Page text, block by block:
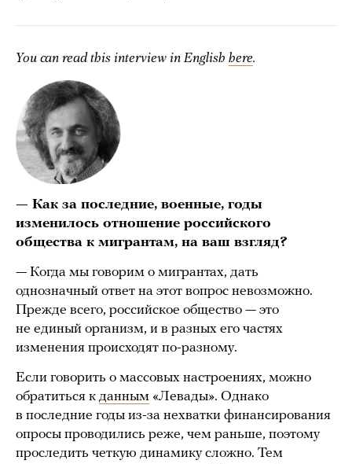
You can read this interview in English here.
— Как за последние, военные, годы
изменилось отношение российского
общества к мигрантам, на ваш взгляд?
— Когда мы говорим о мигрантах, дать
однозначный ответ на этот вопрос невозможно.
Прежде всего, российское общество — это
не единый организм, и в разных его частях
изменения происходят по-разному.
Если говорить о массовых настроениях, можно
обратиться к данным «Левады». Однако
в последние годы из-за нехватки финансирования
опросы проводились реже, чем раньше, поэтому
проследить четкую динамику сложно. Тем